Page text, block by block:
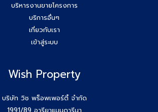
wish วันนี้สัมมนาทีม Wish Property
าร่วมเป็นพันธมิตรของบริษัท #Wishproperty
วันพุธที่ 26 พ.ย.68
ารขายสำเร็จค่ะ!! คุณเอกรักษ์ (หนุ่ม) 064-
บริหารงานขายโครงการ
บริการอื่นๆ
เกี่ยวกับเรา
เข้าสู่ระบบ
Wish Property
บริษัท วิช พร็อพเพอร์ตี้ จำกัด